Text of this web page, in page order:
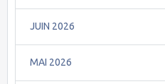
JUIN 2026
MAI 2026